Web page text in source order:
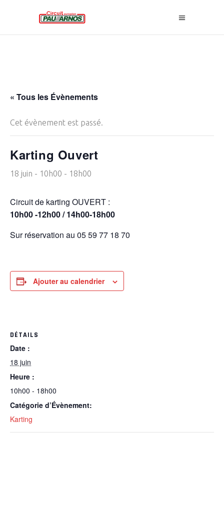
« Tous les Évènements
Cet évènement est passé.
Karting Ouvert
18 juin - 10h00 - 18h00
Circuit de karting OUVERT :
10h00 -12h00 / 14h00-18h00
Sur réservation au 05 59 77 18 70
Ajouter au calendrier
DÉTAILS
Date :
18 juin
Heure :
10h00 - 18h00
Catégorie d’Évènement:
Karting